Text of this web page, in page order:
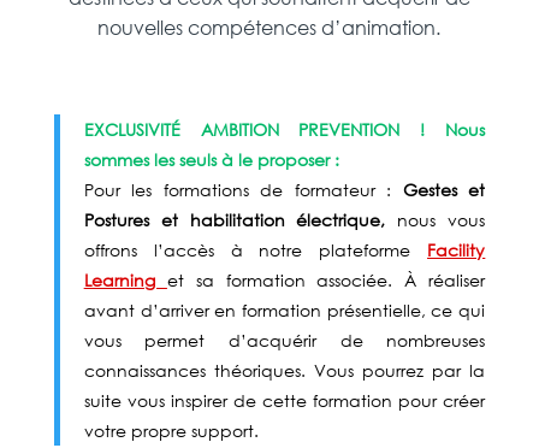
nouvelles compétences d’animation.
EXCLUSIVITÉ AMBITION PREVENTION ! Nous
sommes les seuls à le proposer :
Pour les formations de formateur : Gestes et
Postures et habilitationélectrique, nous vous
offrons l’accès à notre plateforme Facility
Learning et sa formation associée. À réaliser
avant d’arriver en formation présentielle, ce qui
vous permet d’acquérir de nombreuses
connaissances théoriques. Vous pourrez par la
suite vous inspirer de cette formation pour créer
votre propre support.